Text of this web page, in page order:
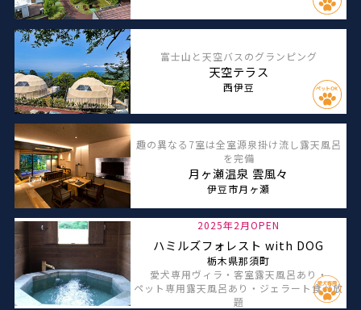
富士山と天空バスのグランピング
天空テラス
西伊豆
趣の異なる7室は全室源泉掛け流し露天風呂
を完備
月ヶ瀬温泉 雲風々
伊豆市月ヶ瀬
2025年2月OPEN
ハミルズフォレスト with DOG
栃木県那須町
愛犬専用ヴィラ・客室露天風呂あり・
ペット専用露天風呂あり・ジェラート食べ放
題